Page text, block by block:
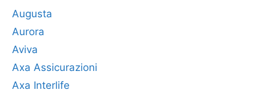
Augusta
Aurora
Aviva
Axa Assicurazioni
Axa Interlife